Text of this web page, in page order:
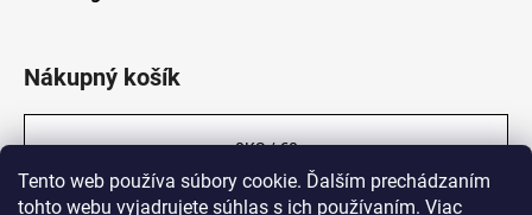
Tento web používa súbory cookie. Ďalším prechádzaním
tohto webu vyjadrujete súhlas s ich používaním. Viac
Nákupný košík
0KS /€0